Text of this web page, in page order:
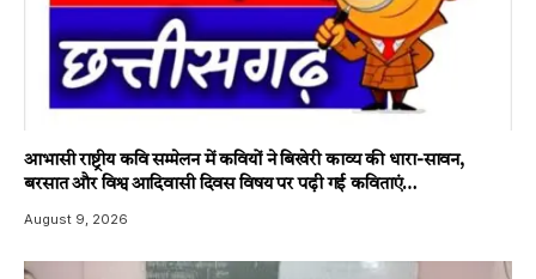
आभासी राष्ट्रीय कवि सम्मेलन में कवियों ने बिखेरी काव्य की धारा-सावन,
बरसात और विश्व आदिवासी दिवस विषय पर पढ़ी गई कविताएं…
August 9, 2026